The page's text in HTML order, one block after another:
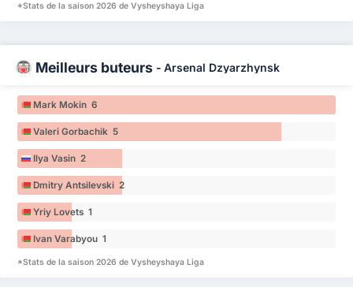
*Stats de la saison 2026 de Vysheyshaya Liga
Meilleurs buteurs - Arsenal Dzyarzhynsk
Mark Mokin 6
Valeri Gorbachik 5
Ilya Vasin 2
Dmitry Antsilevski 2
Yriy Lovets 1
Ivan Varabyou 1
*Stats de la saison 2026 de Vysheyshaya Liga